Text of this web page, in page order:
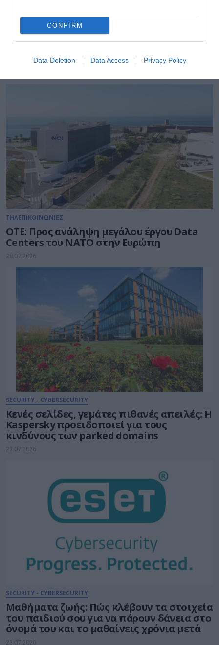
CONFIRM
Data Deletion Data Access Privacy Policy
SECURITY - CYBERSECURITY
απατεώνες, προειδοποιεί η Kaspersky
ΤΗΛΕΠΙΚΟΙΝΩΝΙΕΣ
ΟΤΕ: Προς ανάληψη μεγάλου έργου Data
Centers του ΝΑΤΟ στην Ευρώπη
28.07.2026
SECURITY - CYBERSECURITY
Κενές σελίδες, γεμάτες πιθανές απειλές: Η
Kaspersky προειδοποιεί για τους
κινδύνους των parked domains
23.07.2026
SECURITY - CYBERSECURITY
Μαθήματα ζωής: Πώς κλέβουν τα στοιχεία
του παιδιού σου για να πάρουν δάνεια στο
όνομά του και το μαθαίνεις χρόνια μετά
23.07.2026